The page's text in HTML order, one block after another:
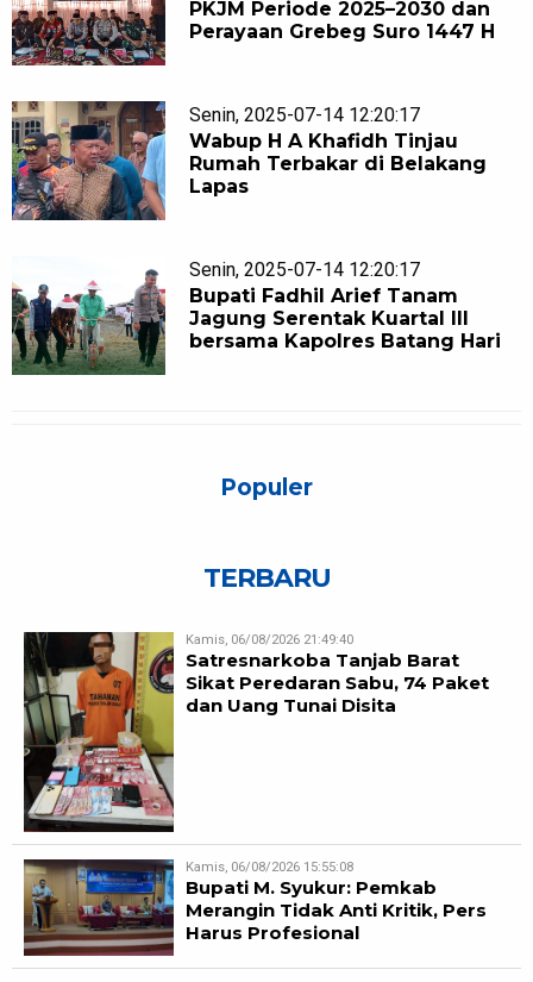
PKJM Periode 2025–2030 dan
Perayaan Grebeg Suro 1447 H
Senin, 2025-07-14 12:20:17
Wabup H A Khafidh Tinjau
Rumah Terbakar di Belakang
Lapas
Senin, 2025-07-14 12:20:17
Bupati Fadhil Arief Tanam
Jagung Serentak Kuartal III
bersama Kapolres Batang Hari
Populer
TERBARU
Kamis, 06/08/2026 21:49:40
Satresnarkoba Tanjab Barat
Sikat Peredaran Sabu, 74 Paket
dan Uang Tunai Disita
Kamis, 06/08/2026 15:55:08
Bupati M. Syukur: Pemkab
Merangin Tidak Anti Kritik, Pers
Harus Profesional